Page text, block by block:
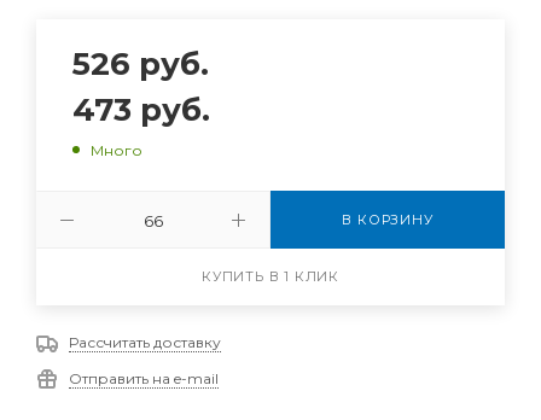
526 руб.
473 руб.
Много
В КОРЗИНУ
КУПИТЬ В 1 КЛИК
Рассчитать доставку
Отправить на e-mail